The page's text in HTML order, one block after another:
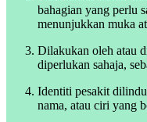
bahagian yang perlu
menunjukkan muka
Dilakukan oleh atau
diperlukan sahaja,
Identiti pesakit
nama, atau ciri yang